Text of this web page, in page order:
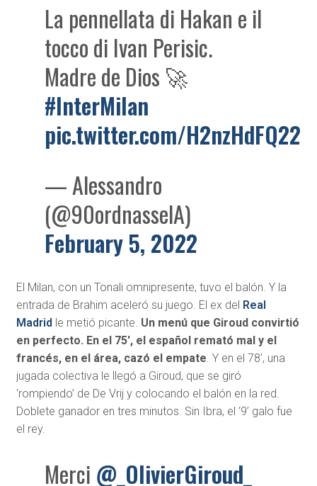
La pennellata di Hakan e il
tocco di Ivan Perisic.
Madre de Dios 🚀
#InterMilan
pic.twitter.com/H2nzHdFQ22
— Alessandro
(@90ordnasselA)
February 5, 2022
El Milan, con un Tonali omnipresente, tuvo el balón. Y la
entrada de Brahim aceleró su juego. El ex del Real
Madrid le metió picante. Un menú que Giroud convirtió
en perfecto. En el 75′, el español remató mal y el
francés, en el área, cazó el empate. Y en el 78′, una
jugada colectiva le llegó a Giroud, que se giró
‘rompiendo’ de De Vrij y colocando el balón en la red.
Doblete ganador en tres minutos. Sin Ibra, el ‘9’ galo fue
el rey.
Merci @_OlivierGiroud_